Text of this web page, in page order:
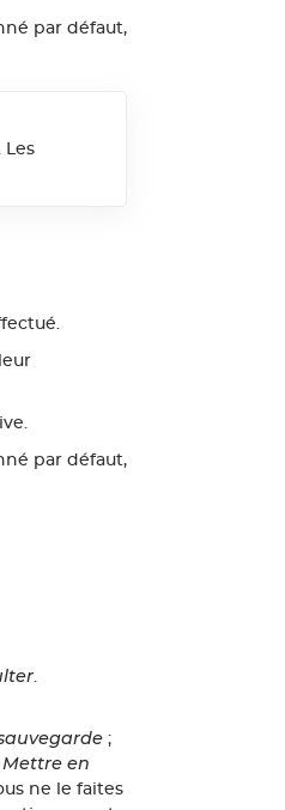
par défaut,
Les
par défaut,
.
;
en
ne le faites